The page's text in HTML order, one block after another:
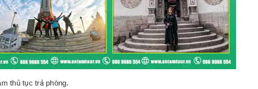
thủ tục trả phòng.